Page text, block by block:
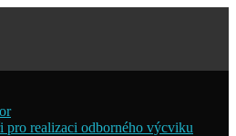
pro realizaci odborného výcviku